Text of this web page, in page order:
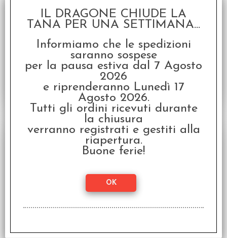
Vallejo Game Air - Earth
Colore Acrilico Vallejo
Disponibilità:
Prezzo:€ 3,30 €2,64
SCONTO 20%
IL DRAGONE CHIUDE LA
TANA PER UNA SETTIMANA...
Informiamo che le spedizioni
saranno sospese
per la pausa estiva dal 7 Agosto
2026
e riprenderanno Lunedì 17
Agosto 2026.
Tutti gli ordini ricevuti durante
la chiusura
verranno registrati e gestiti alla
riapertura.
Buone ferie!